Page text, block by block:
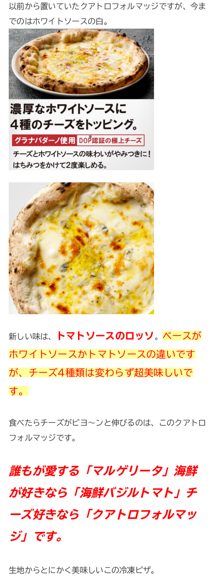
以前から置いていたクアトロフォルマッジですが、今ま
でのはホワイトソースの白。
新しい味は、 トマトソースのロッソ 。 ベースが
ホワイトソースかトマトソースの違いです
が、チーズ4種類は変わらず超美味しいで
す。
食べたらチーズがビヨ～ンと伸びるのは、このクアトロ
フォルマッジです。
誰もが愛する「マルゲリータ」海鮮
が好きなら「海鮮バジルトマト」チ
ーズ好きなら「クアトロフォルマッ
ジ」です。
生地からとにかく美味しいこの冷凍ピザ。